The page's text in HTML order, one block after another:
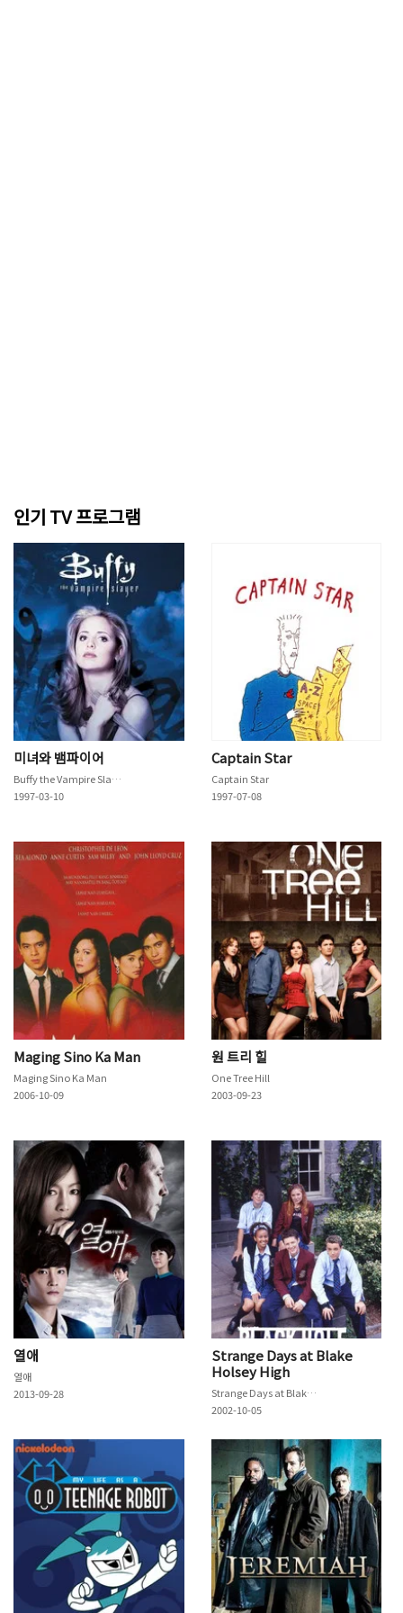
인기 TV 프로그램
미녀와 뱀파이어
Buffy the Vampire Slayer
1997-03-10
Captain Star
Captain Star
1997-07-08
Maging Sino Ka Man
Maging Sino Ka Man
2006-10-09
원 트리 힐
One Tree Hill
2003-09-23
열애
열애
2013-09-28
Strange Days at Blake
Holsey High
Strange Days at Blake Holsey High
2002-10-05